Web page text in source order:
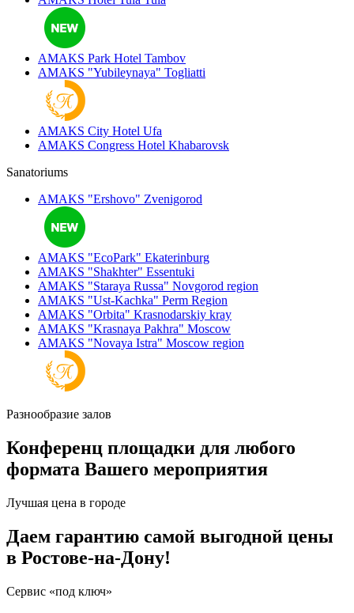
AMAKS Park Hotel Tambov
AMAKS "Yubileynaya" Togliatti
AMAKS City Hotel Ufa
AMAKS Congress Hotel Khabarovsk
Sanatoriums
AMAKS "Ershovo" Zvenigorod
AMAKS "EcoPark" Ekaterinburg
AMAKS "Shakhter" Essentuki
AMAKS "Staraya Russa" Novgorod region
AMAKS "Ust-Kachka" Perm Region
AMAKS "Orbita" Krasnodarskiy kray
AMAKS "Krasnaya Pakhra" Moscow
AMAKS "Novaya Istra" Moscow region
Разнообразие залов
Конференц площадки для любого
формата Вашего мероприятия
Лучшая цена в городе
Даем гарантию самой выгодной цены
в Ростове-на-Дону!
Сервис «под ключ»